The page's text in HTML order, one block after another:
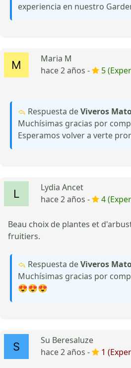
experiencia en nuestro
Maria M
hace 2 años -
5
Respuesta deViveros
Muchísimas gracias por
Esperamos volver a verte
Lydia Ancet
hace 2 años -
4
Beau choix de plantes et
fruitiers.
Respuesta deViveros
Muchísimas gracias por
😍😍😍
Su Beresaluze
hace 2 años -
1